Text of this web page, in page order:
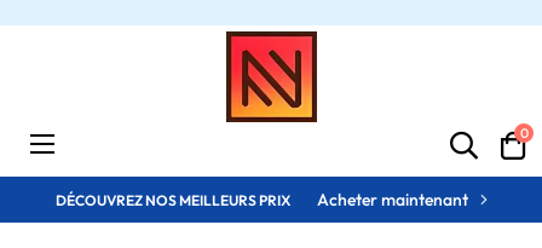
Basculer
la
navigation
☰ 0
DÉCOUVREZ NOS MEILLEURS PRIX Acheter maintenant